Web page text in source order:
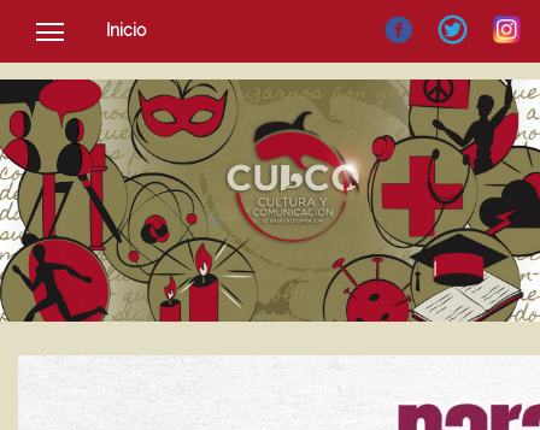
Inicio
SOCIEDAD
CULTURA
NOTICIAS